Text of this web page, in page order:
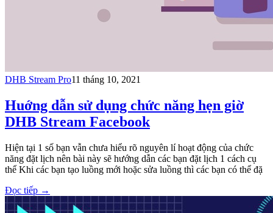
DHB Stream Pro11 tháng 10, 2021
Huớng dẫn sử dụng chức năng hẹn giờ
DHB Stream Facebook
Hiện tại 1 số bạn vẫn chưa hiểu rõ nguyên lí hoạt động của chức
năng đặt lịch nên bài này sẽ hướng dẫn các bạn đặt lịch 1 cách cụ
thể Khi các bạn tạo luồng mới hoặc sửa luồng thì các bạn có thể đặ
Đọc tiếp →